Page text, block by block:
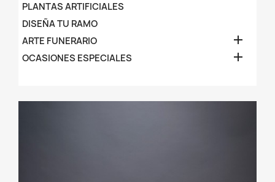
PLANTAS ARTIFICIALES
DISEÑA TU RAMO
ARTE FUNERARIO

OCASIONES ESPECIALES 